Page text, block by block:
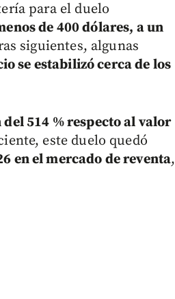
para el duelo
de 400 dólares, a un
siguientes, algunas
se estabilizó cerca de los
514 % respecto al valor
este duelo quedó
en el mercado de reventa,